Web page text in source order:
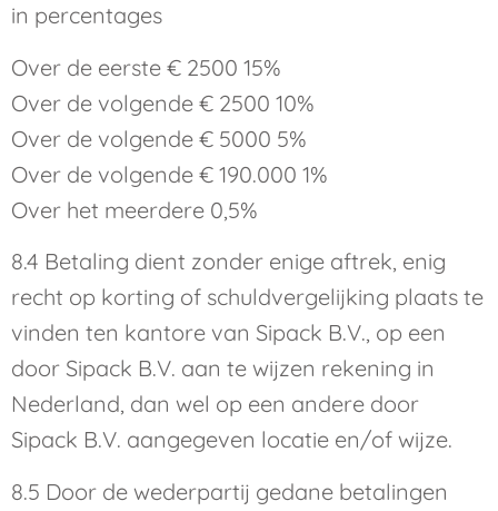
in percentages
Over de eerste € 2500 15%
Over de volgende € 2500 10%
Over de volgende € 5000 5%
Over de volgende € 190.000 1%
Over het meerdere 0,5%
8.4 Betaling dient zonder enige aftrek, enig
recht op korting of schuldvergelijking plaats te
vinden ten kantore van Sipack B.V., op een
door Sipack B.V. aan te wijzen rekening in
Nederland, dan wel op een andere door
Sipack B.V. aangegeven locatie en/of wijze.
8.5 Door de wederpartij gedane betalingen